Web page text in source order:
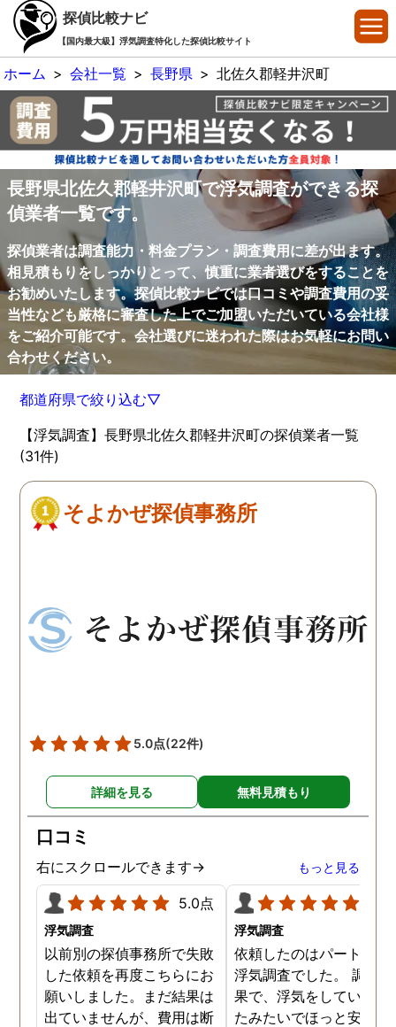
探偵比較ナビ
【国内最大級】浮気調査特化した探偵比較サイト
ホーム > 会社一覧 > 長野県 > 北佐久郡軽井沢町
長野県北佐久郡軽井沢町で浮気調査ができる探
偵業者一覧です。
探偵業者は調査能力・料金プラン・調査費用に差が出ます。
相見積もりをしっかりとって、慎重に業者選びをすることを
お勧めいたします。探偵比較ナビでは口コミや調査費用の妥
当性なども厳格に審査した上でご加盟いただいている会社様
をご紹介可能です。会社選びに迷われた際はお気軽にお問い
合わせください。
都道府県で絞り込む▽
【浮気調査】長野県北佐久郡軽井沢町の探偵業者一覧
(31件)
そよかぜ探偵事務所
5.0点(22件)
詳細を見る 無料見積もり
口コミ
右にスクロールできます→ もっと見る
5.0点
浮気調査
以前別の探偵事務所で失敗
した依頼を再度こちらにお
願いしました。まだ結果は
出ていませんが、費用は断
浮気調査
依頼したのはパートナー
浮気調査でした。 調査
果で、浮気をしていなか
たみたいでほっと安心し